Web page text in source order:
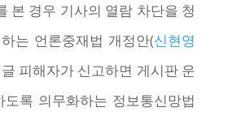
본 경우 기사의 열람 차단을 청
는 언론중재법 개정안(신현영
피해자가 신고하면 게시판 운
도록 의무화하는 정보통신망법